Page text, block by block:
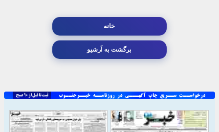
خانه
برگشت به آرشیو